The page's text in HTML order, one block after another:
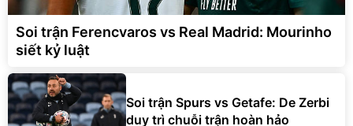
Soi trận Ferencvaros vs Real Madrid: Mourinho
siết kỷ luật
Soi trận Spurs vs Getafe: De Zerbi
duy trì chuỗi trận hoàn hảo